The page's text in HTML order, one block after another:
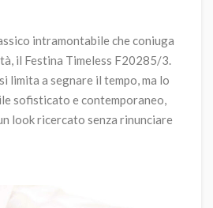
intramontabile che coniuga
il Festina Timeless F20285/3.
limita a segnare il tempo, ma lo
sofisticato e contemporaneo,
look ricercato senza rinunciare